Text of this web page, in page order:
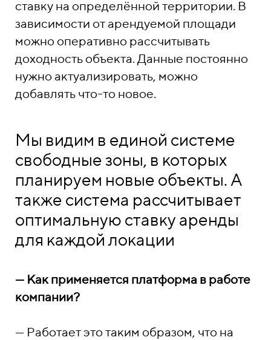
ставку на определённой территории. В
зависимости от арендуемой площади
можно оперативно рассчитывать
доходность объекта. Данные постоянно
нужно актуализировать, можно
добавлять что-то новое.
Мы видим в единой системе
свободные зоны, в которых
планируем новые объекты. А
также система рассчитывает
оптимальную ставку аренды
для каждой локации
— Как применяется платформа в работе
компании?
— Работает это таким образом, что на